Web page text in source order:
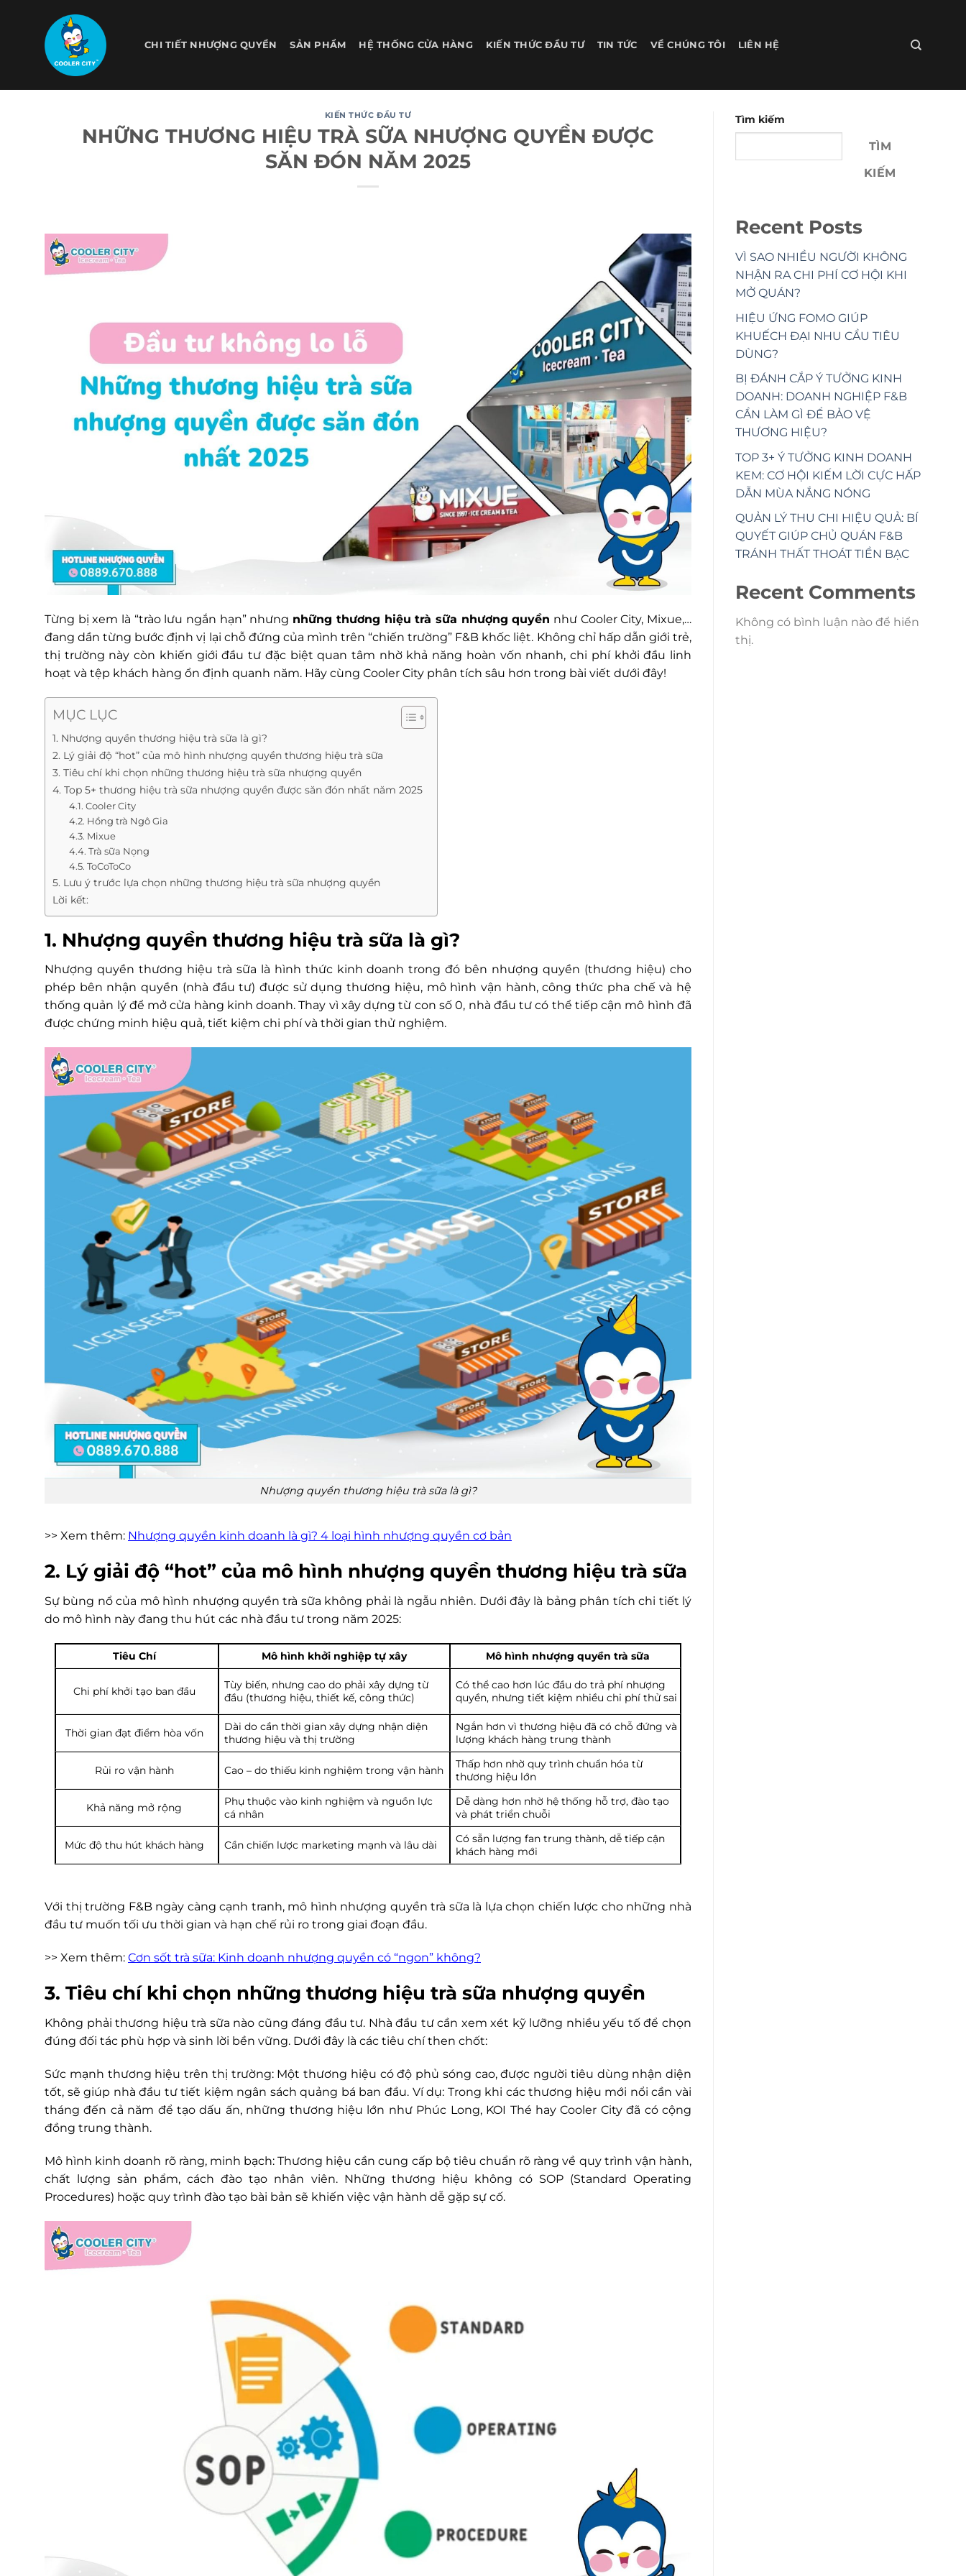
CHI TIẾT NHƯỢNG QUYỀN SẢN PHẨM HỆ THỐNG CỬA HÀNG KIẾN THỨC ĐẦU TƯ TIN TỨC VỀ CHÚNG TÔI LIÊN HỆ
KIẾN THỨC ĐẦU TƯ
NHỮNG THƯƠNG HIỆU TRÀ SỮA NHƯỢNG QUYỀN ĐƯỢC
SĂN ĐÓN NĂM 2025
Từng bị xem là “trào lưu ngắn hạn” nhưng những thương hiệu trà sữa nhượng quyền như Cooler City, Mixue,…
đang dần từng bước định vị lại chỗ đứng của mình trên “chiến trường” F&B khốc liệt. Không chỉ hấp dẫn giới trẻ,
thị trường này còn khiến giới đầu tư đặc biệt quan tâm nhờ khả năng hoàn vốn nhanh, chi phí khởi đầu linh
hoạt và tệp khách hàng ổn định quanh năm. Hãy cùng Cooler City phân tích sâu hơn trong bài viết dưới đây!
MỤC LỤC
1. Nhượng quyền thương hiệu trà sữa là gì?
2. Lý giải độ “hot” của mô hình nhượng quyền thương hiệu trà sữa
3. Tiêu chí khi chọn những thương hiệu trà sữa nhượng quyền
4. Top 5+ thương hiệu trà sữa nhượng quyền được săn đón nhất năm 2025
4.1. Cooler City
4.2. Hồng trà Ngô Gia
4.3. Mixue
4.4. Trà sữa Nọng
4.5. ToCoToCo
5. Lưu ý trước lựa chọn những thương hiệu trà sữa nhượng quyền
Lời kết:
1. Nhượng quyền thương hiệu trà sữa là gì?
Nhượng quyền thương hiệu trà sữa là hình thức kinh doanh trong đó bên nhượng quyền (thương hiệu) cho
phép bên nhận quyền (nhà đầu tư) được sử dụng thương hiệu, mô hình vận hành, công thức pha chế và hệ
thống quản lý để mở cửa hàng kinh doanh. Thay vì xây dựng từ con số 0, nhà đầu tư có thể tiếp cận mô hình đã
được chứng minh hiệu quả, tiết kiệm chi phí và thời gian thử nghiệm.
Nhượng quyền thương hiệu trà sữa là gì?
>> Xem thêm: Nhượng quyền kinh doanh là gì? 4 loại hình nhượng quyền cơ bản
2. Lý giải độ “hot” của mô hình nhượng quyền thương hiệu trà sữa
Sự bùng nổ của mô hình nhượng quyền trà sữa không phải là ngẫu nhiên. Dưới đây là bảng phân tích chi tiết lý
do mô hình này đang thu hút các nhà đầu tư trong năm 2025:
Tiêu Chí Mô hình khởi nghiệp tự xây Mô hình nhượng quyền trà sữa
Chi phí khởi tạo ban đầu
Tùy biến, nhưng cao do phải xây dựng từ
đầu (thương hiệu, thiết kế, công thức)
Có thể cao hơn lúc đầu do trả phí nhượng
quyền, nhưng tiết kiệm nhiều chi phí thử sai
Thời gian đạt điểm hòa vốn
Dài do cần thời gian xây dựng nhận diện
thương hiệu và thị trường
Ngắn hơn vì thương hiệu đã có chỗ đứng và
lượng khách hàng trung thành
Rủi ro vận hành Cao – do thiếu kinh nghiệm trong vận hành
Thấp hơn nhờ quy trình chuẩn hóa từ
thương hiệu lớn
Khả năng mở rộng
Phụ thuộc vào kinh nghiệm và nguồn lực
cá nhân
Dễ dàng hơn nhờ hệ thống hỗ trợ, đào tạo
và phát triển chuỗi
Mức độ thu hút khách hàng Cần chiến lược marketing mạnh và lâu dài
Có sẵn lượng fan trung thành, dễ tiếp cận
khách hàng mới
Với thị trường F&B ngày càng cạnh tranh, mô hình nhượng quyền trà sữa là lựa chọn chiến lược cho những nhà
đầu tư muốn tối ưu thời gian và hạn chế rủi ro trong giai đoạn đầu.
>> Xem thêm: Cơn sốt trà sữa: Kinh doanh nhượng quyền có “ngon” không?
3. Tiêu chí khi chọn những thương hiệu trà sữa nhượng quyền
Không phải thương hiệu trà sữa nào cũng đáng đầu tư. Nhà đầu tư cần xem xét kỹ lưỡng nhiều yếu tố để chọn
đúng đối tác phù hợp và sinh lời bền vững. Dưới đây là các tiêu chí then chốt:
Sức mạnh thương hiệu trên thị trường: Một thương hiệu có độ phủ sóng cao, được người tiêu dùng nhận diện
tốt, sẽ giúp nhà đầu tư tiết kiệm ngân sách quảng bá ban đầu. Ví dụ: Trong khi các thương hiệu mới nổi cần vài
tháng đến cả năm để tạo dấu ấn, những thương hiệu lớn như Phúc Long, KOI Thé hay Cooler City đã có cộng
đồng trung thành.
Mô hình kinh doanh rõ ràng, minh bạch: Thương hiệu cần cung cấp bộ tiêu chuẩn rõ ràng về quy trình vận hành,
chất lượng sản phẩm, cách đào tạo nhân viên. Những thương hiệu không có SOP (Standard Operating
Procedures) hoặc quy trình đào tạo bài bản sẽ khiến việc vận hành dễ gặp sự cố.
Tìm kiếm
TÌM
KIẾM
Recent Posts
VÌ SAO NHIỀU NGƯỜI KHÔNG
NHẬN RA CHI PHÍ CƠ HỘI KHI
MỞ QUÁN?
HIỆU ỨNG FOMO GIÚP
KHUẾCH ĐẠI NHU CẦU TIÊU
DÙNG?
BỊ ĐÁNH CẮP Ý TƯỞNG KINH
DOANH: DOANH NGHIỆP F&B
CẦN LÀM GÌ ĐỂ BẢO VỆ
THƯƠNG HIỆU?
TOP 3+ Ý TƯỞNG KINH DOANH
KEM: CƠ HỘI KIẾM LỜI CỰC HẤP
DẪN MÙA NẮNG NÓNG
QUẢN LÝ THU CHI HIỆU QUẢ: BÍ
QUYẾT GIÚP CHỦ QUÁN F&B
TRÁNH THẤT THOÁT TIỀN BẠC
Recent Comments
Không có bình luận nào để hiển
thị.